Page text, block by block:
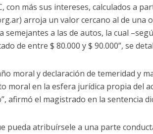
más sus intereses, calculados a
arroja un valor cercano al de una
semejantes a las de autos, la cual
de entre $ 80.000 y $ 90.000”, se
moral y declaración de temeridad y
moral en la esfera jurídica propia del
afirmó el magistrado en la sentencia
pueda atribuírsele a una parte